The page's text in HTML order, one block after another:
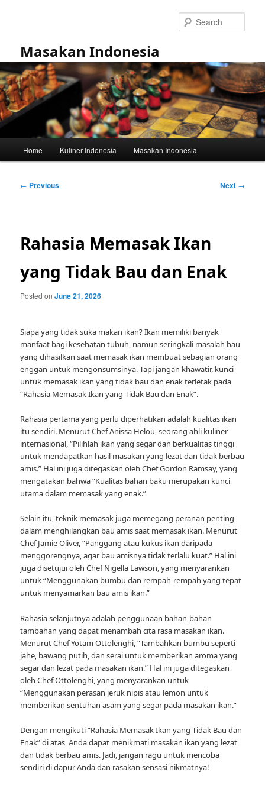
Masakan Indonesia
Home Kuliner Indonesia Masakan Indonesia
Post
← Previous Next →
Rahasia Memasak Ikan
yang Tidak Bau dan Enak
Posted onJune 21, 2026
Siapa yang tidak suka makan ikan? Ikan memiliki banyak
manfaat bagi kesehatan tubuh, namun seringkali masalah bau
yang dihasilkan saat memasak ikan membuat sebagian orang
enggan untuk mengonsumsinya. Tapi jangan khawatir, kunci
untuk memasak ikan yang tidak bau dan enak terletak pada
“Rahasia Memasak Ikan yang Tidak Bau dan Enak”.
Rahasia pertama yang perlu diperhatikan adalah kualitas ikan
itu sendiri. Menurut Chef Anissa Helou, seorang ahli kuliner
internasional, “Pilihlah ikan yang segar dan berkualitas tinggi
untuk mendapatkan hasil masakan yang lezat dan tidak berbau
amis.” Hal ini juga ditegaskan oleh Chef Gordon Ramsay, yang
mengatakan bahwa “Kualitas bahan baku merupakan kunci
utama dalam memasak yang enak.”
Selain itu, teknik memasak juga memegang peranan penting
dalam menghilangkan bau amis saat memasak ikan. Menurut
Chef Jamie Oliver, “Panggang atau kukus ikan daripada
menggorengnya, agar bau amisnya tidak terlalu kuat.” Hal ini
juga disetujui oleh Chef Nigella Lawson, yang menyarankan
untuk “Menggunakan bumbu dan rempah-rempah yang tepat
untuk menyamarkan bau amis ikan.”
Rahasia selanjutnya adalah penggunaan bahan-bahan
tambahan yang dapat menambah cita rasa masakan ikan.
Menurut Chef Yotam Ottolenghi, “Tambahkan bumbu seperti
jahe, bawang putih, dan serai untuk memberikan aroma yang
segar dan lezat pada masakan ikan.” Hal ini juga ditegaskan
oleh Chef Ottolenghi, yang menyarankan untuk
“Menggunakan perasan jeruk nipis atau lemon untuk
memberikan sentuhan asam yang segar pada masakan ikan.”
Dengan mengikuti “Rahasia Memasak Ikan yang Tidak Bau dan
Enak” di atas, Anda dapat menikmati masakan ikan yang lezat
dan tidak berbau amis. Jadi, jangan ragu untuk mencoba
sendiri di dapur Anda dan rasakan sensasi nikmatnya!